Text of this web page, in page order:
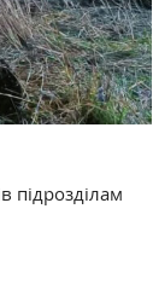
підрозділам